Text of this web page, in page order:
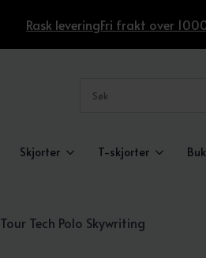
Rask leveringFri frakt over
Skjorter T-skjorter
Tour Tech Polo Skywriting